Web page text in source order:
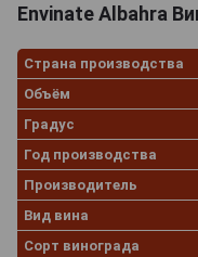
Envinate Albahra
Страна производства
Объём
Градус
Год производства
Производитель
Вид вина
Сорт винограда